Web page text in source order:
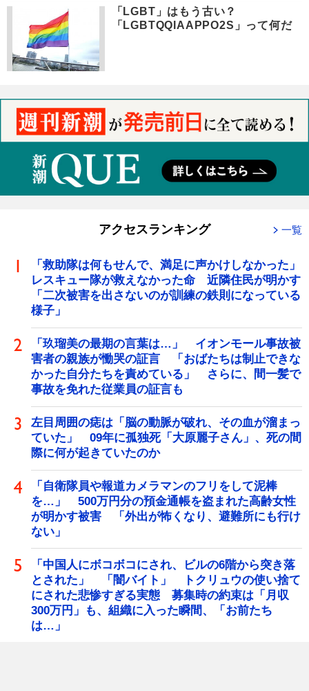
「LGBT」はもう古い？
「LGBTQQIAAPPO2S」って何だ
アクセスランキング 一覧
「救助隊は何もせんで、満足に声かけしなかった」
レスキュー隊が救えなかった命 近隣住民が明かす
「二次被害を出さないのが訓練の鉄則になっている
様子」
「玖瑠美の最期の言葉は…」 イオンモール事故被
害者の親族が慟哭の証言 「おばたちは制止できな
かった自分たちを責めている」 さらに、間一髪で
事故を免れた従業員の証言も
左目周囲の痣は「脳の動脈が破れ、その血が溜まっ
ていた」 09年に孤独死「大原麗子さん」、死の間
際に何が起きていたのか
「自衛隊員や報道カメラマンのフリをして泥棒
を…」 500万円分の預金通帳を盗まれた高齢女性
が明かす被害 「外出が怖くなり、避難所にも行け
ない」
「中国人にボコボコにされ、ビルの6階から突き落
とされた」 「闇バイト」 トクリュウの使い捨て
にされた悲惨すぎる実態 募集時の約束は「月収
300万円」も、組織に入った瞬間、「お前たち
は…」